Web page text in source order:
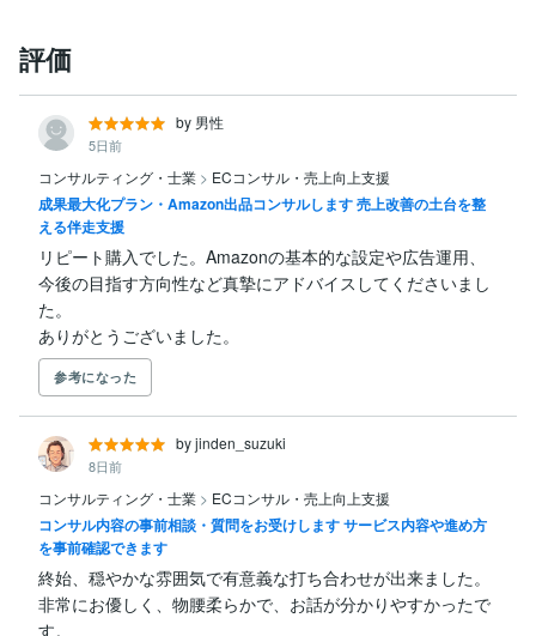
評価
by 男性
5日前
コンサルティング・士業 > ECコンサル・売上向上支援
成果最大化プラン・Amazon出品コンサルします 売上改善の土台を整
える伴走支援
リピート購入でした。Amazonの基本的な設定や広告運用、
今後の目指す方向性など真摯にアドバイスしてくださいまし
た。
ありがとうございました。
参考になった
by jinden_suzuki
8日前
コンサルティング・士業 > ECコンサル・売上向上支援
コンサル内容の事前相談・質問をお受けします サービス内容や進め方
を事前確認できます
終始、穏やかな雰囲気で有意義な打ち合わせが出来ました。
非常にお優しく、物腰柔らかで、お話が分かりやすかったで
す。